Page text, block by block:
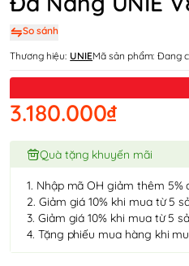
So sánh
Thương hiệu: UNIEMã sản phẩm: Đang
3.180.000₫
Quà tặng khuyến mãi
1. Nhập mã OH giảm thêm 5%
2. Giảm giá 10% khi mua từ 5
3. Giảm giá 10% khi mua từ 5
4. Tặng phiếu mua hàng khi